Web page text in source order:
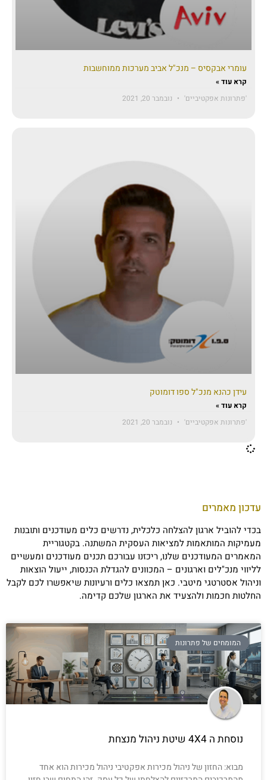
עומרי אבקסיס – מנכ"ל אביב מערכות ממוחשבות
קרא עוד »
'פתרונות אפקטיביים'
נובמבר 20, 2021
עידן כהנא מנכ"ל ספו דומוטק
קרא עוד »
'פתרונות אפקטיביים'
נובמבר 20, 2021
עדכון מאמרים
בכדי להוביל ארגון להצלחה כלכלית, נדרשים כלים מעודכנים ותובנות
מעמיקות המותאמות למציאות העסקית המשתנה. בקטגוריית
המאמרים המעודכנים שלנו, ריכזנו עבורכם תכנים מעודכנים ומעשיים
לליווי מנכ"לים וארגונים – המכוונים להגדלת הכנסות, ייעול הוצאות
וניהול אסטרטגי מיטבי. כאן תמצאו כלים ורעיונות שיאפשרו לכם לקבל
החלטות חכמות ולהצעיד את הארגון שלכם קדימה.
המומחים של פתרונות
נוסחת ה 4X4 שיטת ניהול מנצחת
מבוא: החזון של ניהול מכירות אפקטיבי ניהול מכירות הוא אחד